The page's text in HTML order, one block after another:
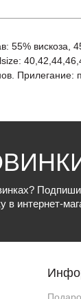
55%
в интернет-